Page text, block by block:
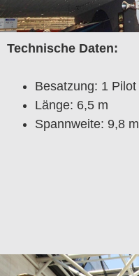
Technische Daten:
Besatzung: 1 Pilot
Länge: 6,5 m
Spannweite: 9,8 m